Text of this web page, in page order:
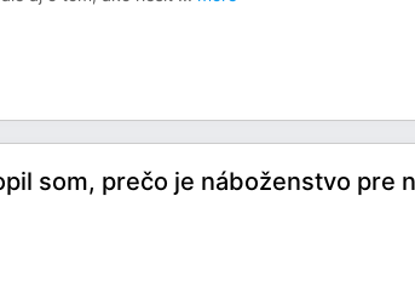
som, prečo je náboženstvo pre